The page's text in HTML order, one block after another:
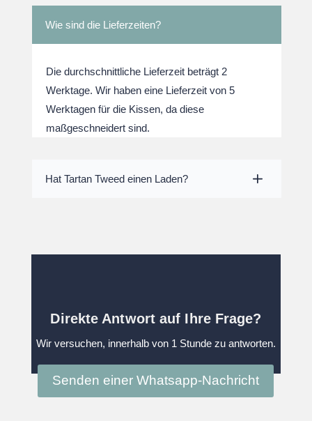
Wie sind die Lieferzeiten?
Die durchschnittliche Lieferzeit beträgt 2
Werktage. Wir haben eine Lieferzeit von 5
Werktagen für die Kissen, da diese
maßgeschneidert sind.
Hat Tartan Tweed einen Laden?
Direkte Antwort auf Ihre Frage?
Wir versuchen, innerhalb von 1 Stunde zu antworten.
Senden einer Whatsapp-Nachricht